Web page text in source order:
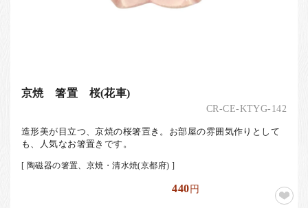
京焼 箸置 桜(花車)
CR-CE-KTYG-142
造形美が目立つ、京焼の桜箸置き。お部屋の雰囲気作りとして
も、人気なお箸置きです。
[ 陶磁器の箸置、京焼・清水焼(京都府) ]
440円